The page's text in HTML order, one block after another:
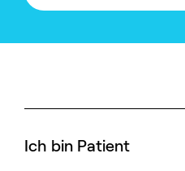
Ich bin Patient